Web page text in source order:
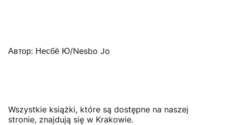
Автор: Несбё Ю/Nesbo Jo
Wszystkie książki, które są dostępne na naszej
stronie, znajdują się w Krakowie.